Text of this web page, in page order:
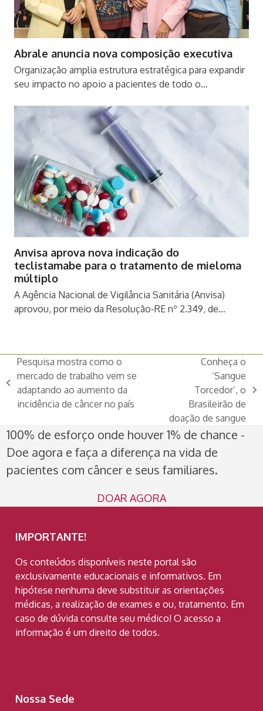
Abrale anuncia nova composição executiva
Organização amplia estrutura estratégica para expandir
seu impacto no apoio a pacientes de todo o…
Anvisa aprova nova indicação do
teclistamabe para o tratamento de mieloma
múltiplo
A Agência Nacional de Vigilância Sanitária (Anvisa)
aprovou, por meio da Resolução-RE nº 2.349, de…
previous
post:
Pesquisa mostra como o
mercado de trabalho vem se
adaptando ao aumento da
incidência de câncer no país
Conheça o
‘Sangue
Torcedor’, o
Brasileirão de
doação de sangue
100% de esforço onde houver 1% de chance -
Doe agora e faça a diferença na vida de
pacientes com câncer e seus familiares.
DOAR AGORA
IMPORTANTE!
Os conteúdos disponíveis neste portal são
exclusivamente educacionais e informativos. Em
hipótese nenhuma deve substituir as orientações
médicas, a realização de exames e ou, tratamento. Em
caso de dúvida consulte seu médico! O acesso a
informação é um direito de todos.
Nossa Sede